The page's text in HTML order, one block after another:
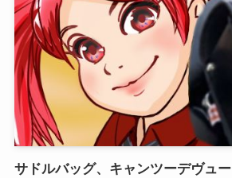
サドルバッグ、キャンツーデヴュー